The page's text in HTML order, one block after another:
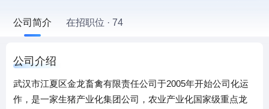
公司简介 在招职位 · 74
公司介绍
武汉市江夏区金龙畜禽有限责任公司于2005年开始公司化运
作，是一家生猪产业化集团公司，农业产业化国家级重点龙